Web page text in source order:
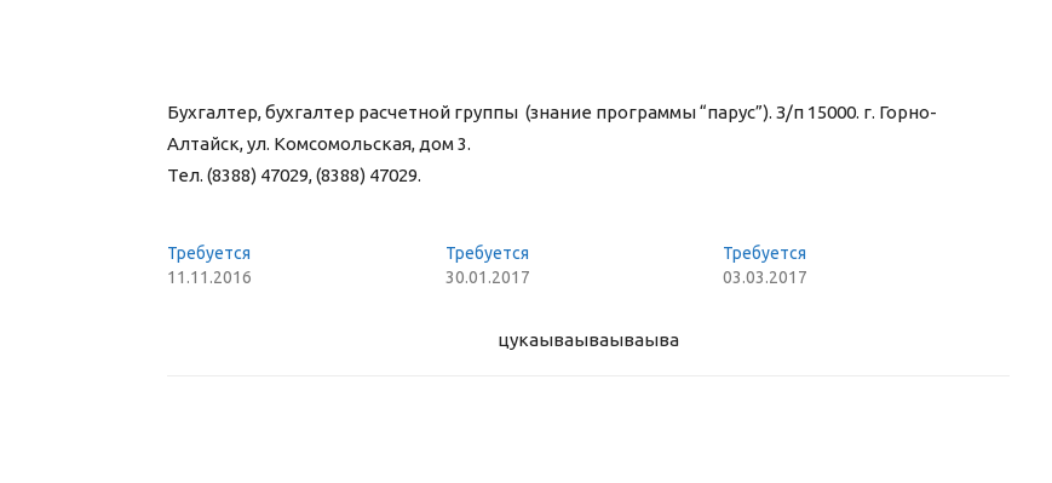
Бухгалтер, бухгалтер расчетной группы (знание программы “парус”). З/п 15000. г. Горно-
Алтайск, ул. Комсомольская, дом 3.
Тел. (8388) 47029, (8388) 47029.
Требуется
11.11.2016
Требуется
30.01.2017
Требуется
03.03.2017
цукаываываываыва